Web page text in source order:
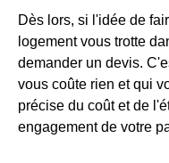
Dès lors, si l'idée de
logement vous trotte
demander un devis.
vous coûte rien et qui
précise du coût et de
engagement de votre